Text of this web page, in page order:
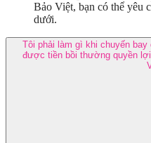
Bảo Việt, bạn có thể yêu
dưới.
Tôi phải làm gì khi chuyến
được tiền bồi thường quyền